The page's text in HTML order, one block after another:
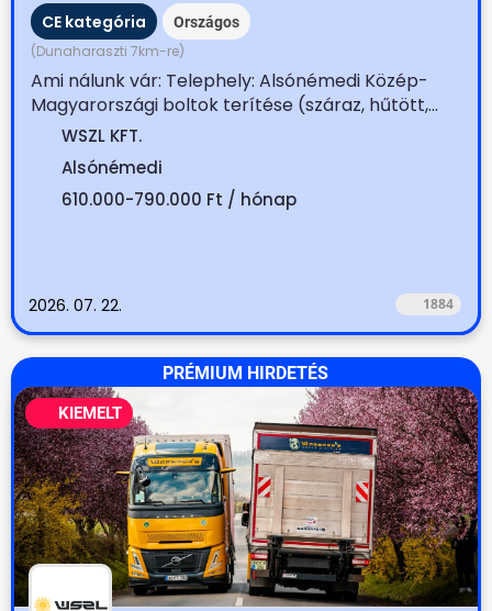
CE kategória Országos
(Dunaharaszti 7km-re)
Ami nálunk vár: Telephely: Alsónémedi Közép-
Magyarországi boltok terítése (száraz, hűtött,...
WSZL KFT.
Alsónémedi
610.000-790.000 Ft / hónap
2026. 07. 22. 1884
PRÉMIUM HIRDETÉS
KIEMELT